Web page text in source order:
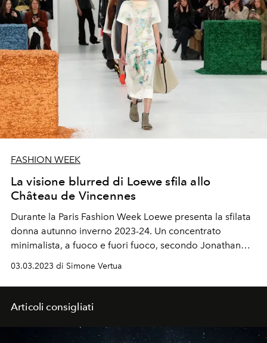
FASHION WEEK
La visione blurred di Loewe sfila allo
Château de Vincennes
Durante la Paris Fashion Week Loewe presenta la sfilata
donna autunno inverno 2023-24. Un concentrato
minimalista, a fuoco e fuori fuoco, secondo Jonathan
03.03.2023 di Simone Vertua
Articoli consigliati